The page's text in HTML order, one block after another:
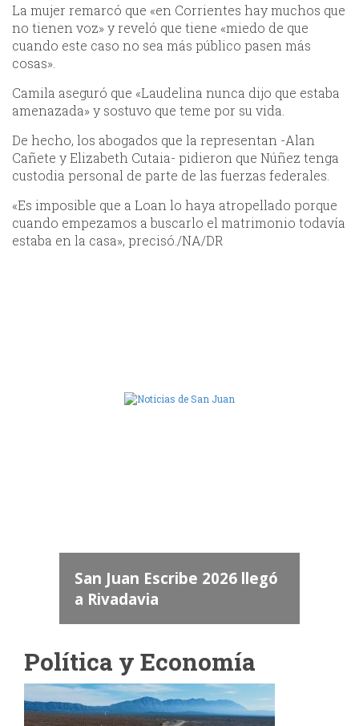
La mujer remarcó que «en Corrientes hay muchos que
no tienen voz» y reveló que tiene «miedo de que
cuando este caso no sea más público pasen más
cosas».
Camila aseguró que «Laudelina nunca dijo que estaba
amenazada» y sostuvo que teme por su vida.
De hecho, los abogados que la representan -Alan
Cañete y Elizabeth Cutaia- pidieron que Núñez tenga
custodia personal de parte de las fuerzas federales.
«Es imposible que a Loan lo haya atropellado porque
cuando empezamos a buscarlo el matrimonio todavía
estaba en la casa», precisó./NA/DR
San Juan Escribe 2026 llegó
a Rivadavia
Política y Economía